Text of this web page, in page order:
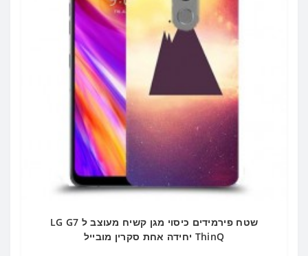
שטח פירמידים כיסוי מגן קשיח מעוצב ל LG G7
ThinQ יחידה אחת סקרין מובייל